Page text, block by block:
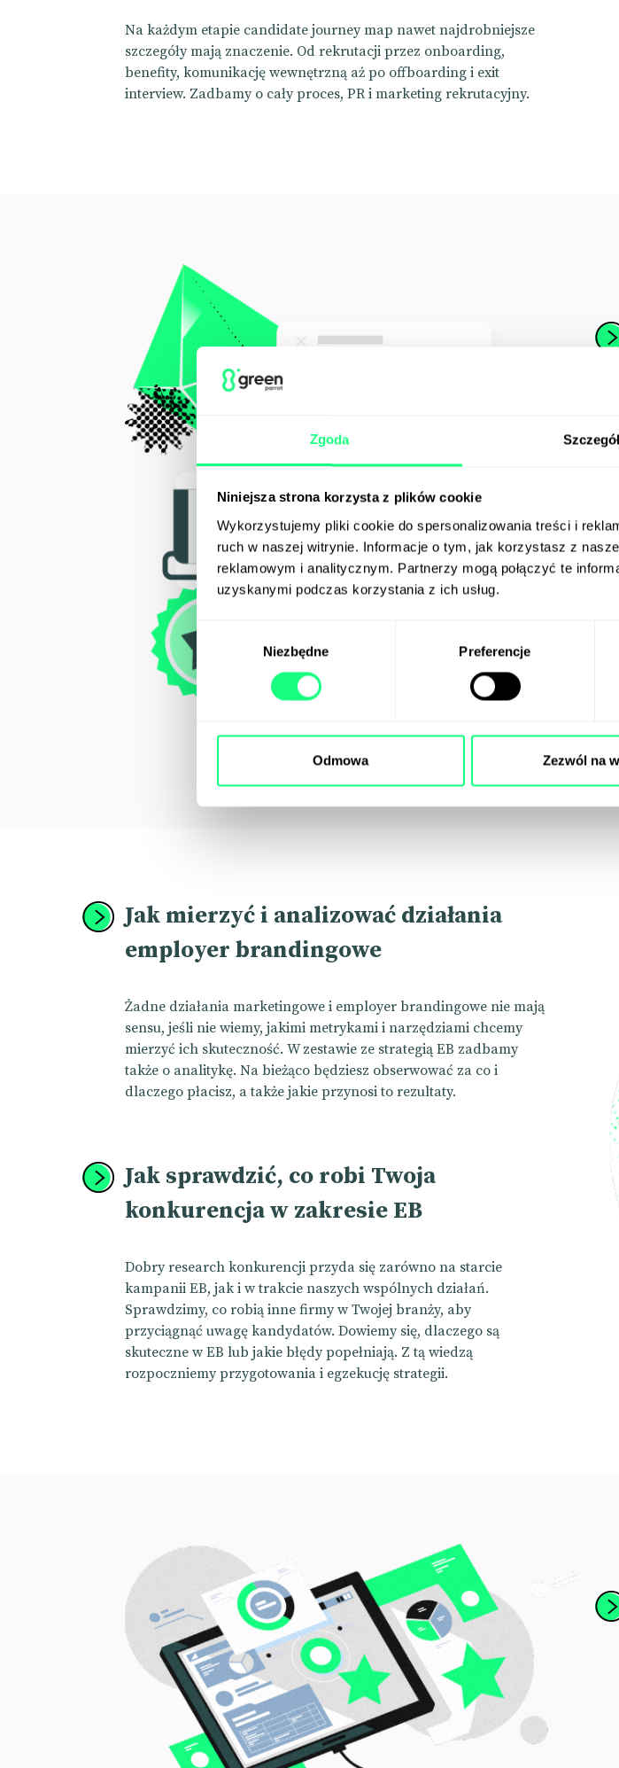
Zgoda
Niniejsza strona korzysta z plików cookie
Wykorzystujemy pliki cookie do spersonalizowania treści i
ruch w naszej witrynie. Informacje o tym, jak korzystasz z
reklamowym i analitycznym. Partnerzy mogą połączyć te
uzyskanymi podczas korzystania z ich usług.
Wybór
Niezbędne Preferencje
Odmowa Zezwól na
Na każdym etapie candidate journey map nawet najdrobniejsze
szczegóły mają znaczenie. Od rekrutacji przez onboarding,
benefity, komunikację wewnętrzną aż po offboarding i exit
interview. Zadbamy o cały proces, PR i marketing rekrutacyjny.
Jak mierzyć i analizować działania
employer brandingowe
Żadne działania marketingowe i employer brandingowe nie mają
sensu, jeśli nie wiemy, jakimi metrykami i narzędziami chcemy
mierzyć ich skuteczność. W zestawie ze strategią EB zadbamy
także o analitykę. Na bieżąco będziesz obserwować za co i
dlaczego płacisz, a także jakie przynosi to rezultaty.
Jak sprawdzić, co robi Twoja
konkurencja w zakresie EB
Dobry research konkurencji przyda się zarówno na starcie
kampanii EB, jak i w trakcie naszych wspólnych działań.
Sprawdzimy, co robią inne firmy w Twojej branży, aby
przyciągnąć uwagę kandydatów. Dowiemy się, dlaczego są
skuteczne w EB lub jakie błędy popełniają. Z tą wiedzą
rozpoczniemy przygotowania i egzekucję strategii.